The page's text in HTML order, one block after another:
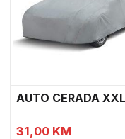
AUTO CERADA XXL
31,00 KM